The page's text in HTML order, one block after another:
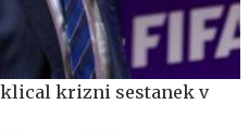
krizni sestanek v